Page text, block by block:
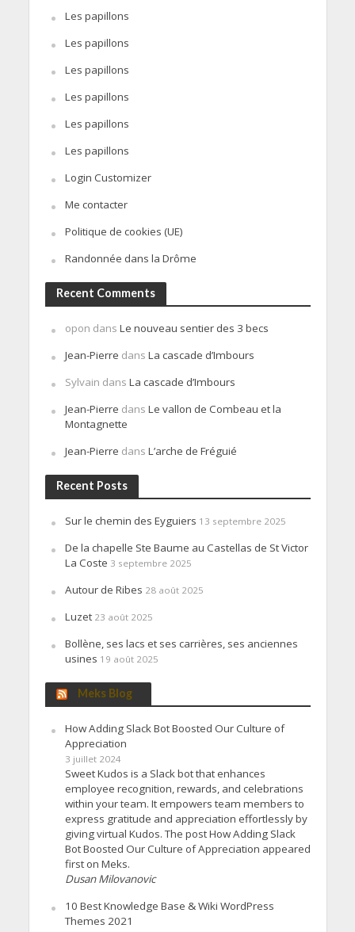
Les papillons
Les papillons
Les papillons
Les papillons
Les papillons
Les papillons
Login Customizer
Me contacter
Politique de cookies (UE)
Randonnée dans la Drôme
Recent Comments
opon dans Le nouveau sentier des 3 becs
Jean-Pierre dans La cascade d’Imbours
Sylvain dans La cascade d’Imbours
Jean-Pierre dans Le vallon de Combeau et la
Montagnette
Jean-Pierre dans L’arche de Fréguié
Recent Posts
Sur le chemin des Eyguiers 13 septembre 2025
De la chapelle Ste Baume au Castellas de St Victor
La Coste 3 septembre 2025
Autour de Ribes 28 août 2025
Luzet 23 août 2025
Bollène, ses lacs et ses carrières, ses anciennes
usines 19 août 2025
Meks Blog
How Adding Slack Bot Boosted Our Culture of
Appreciation
3 juillet 2024
Sweet Kudos is a Slack bot that enhances
employee recognition, rewards, and celebrations
within your team. It empowers team members to
express gratitude and appreciation effortlessly by
giving virtual Kudos. The post How Adding Slack
Bot Boosted Our Culture of Appreciation appeared
first on Meks.
Dusan Milovanovic
10 Best Knowledge Base & Wiki WordPress
Themes 2021